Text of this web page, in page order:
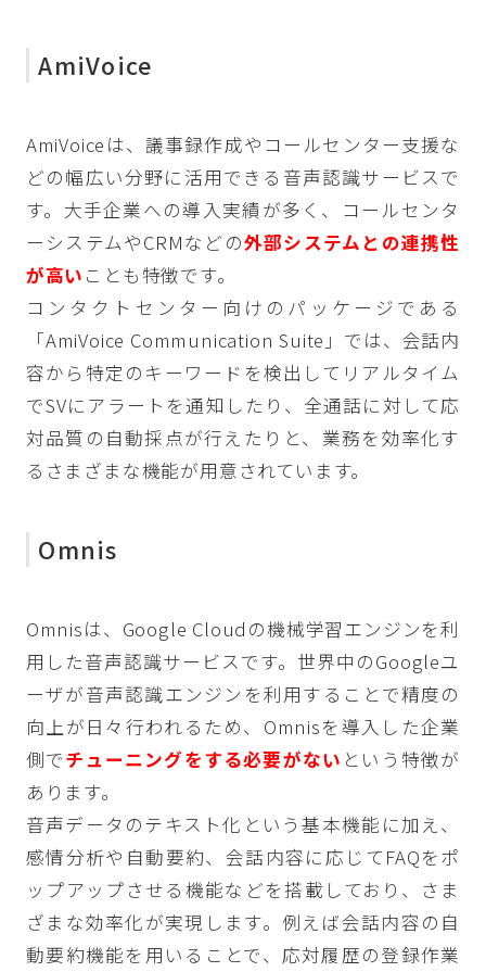
AmiVoice
AmiVoiceは、議事録作成やコールセンター支援な
どの幅広い分野に活用できる音声認識サービスで
す。大手企業への導入実績が多く、コールセンタ
ーシステムやCRMなどの外部システムとの連携性
が高い ことも特徴です。
コンタクトセンター向けのパッケージである
「AmiVoice Communication Suite」では、会話内
容から特定のキーワードを検出してリアルタイム
でSVにアラートを通知したり、全通話に対して応
対品質の自動採点が行えたりと、業務を効率化す
るさまざまな機能が用意されています。
Omnis
Omnisは、Google Cloudの機械学習エンジンを利
用した音声認識サービスです。世界中のGoogleユ
ーザが音声認識エンジンを利用することで精度の
向上が日々行われるため、Omnisを導入した企業
側でチューニングをする必要がない という特徴が
あります。
音声データのテキスト化という基本機能に加え、
感情分析や自動要約、会話内容に応じてFAQをポ
ップアップさせる機能などを搭載しており、さま
ざまな効率化が実現します。例えば会話内容の自
動要約機能を用いることで、応対履歴の登録作業